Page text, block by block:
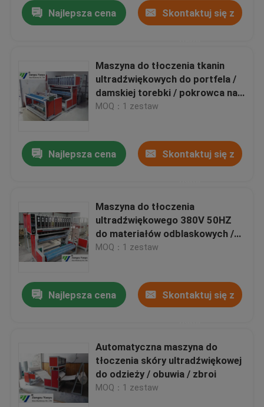
Najlepsza cena Skontaktuj się z
Maszyna do tłoczenia tkanin
ultradźwiękowych do portfela /
damskiej torebki / pokrowca na
obuwie
MOQ：1 zestaw
Najlepsza cena Skontaktuj się z
Maszyna do tłoczenia
ultradźwiękowego 380V 50HZ
do materiałów odblaskowych /
trampolina
MOQ：1 zestaw
Najlepsza cena Skontaktuj się z
Automatyczna maszyna do
tłoczenia skóry ultradźwiękowej
do odzieży / obuwia / zbroi
MOQ：1 zestaw